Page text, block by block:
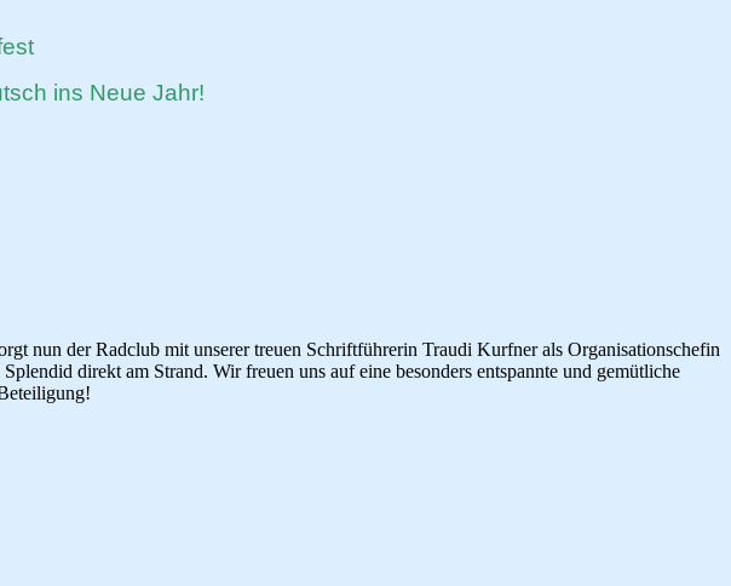
ins Neue Jahr!
nun der Radclub mit unserer treuen Schriftführerin Traudi Kurfner als Organisationschefin
direkt am Strand. Wir freuen uns auf eine besonders entspannte und gemütliche